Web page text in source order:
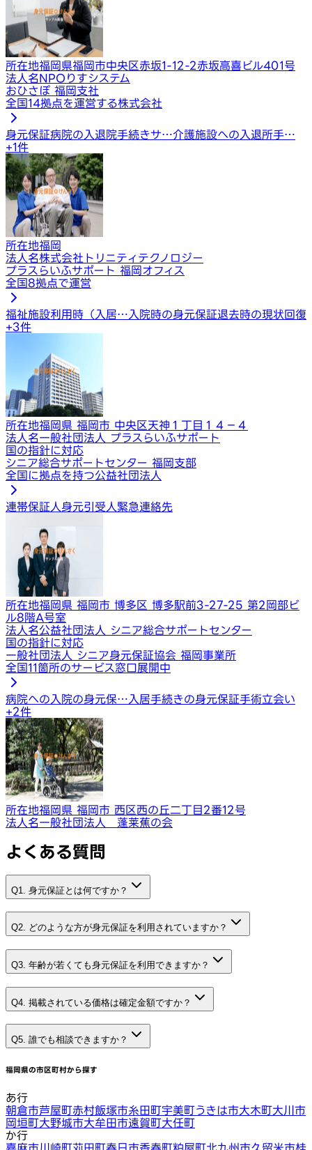
所在地福岡県福岡市中央区赤坂1-12-2赤坂高喜ビル401号
法人名NPOりすシステム
おひさぽ 福岡支社
全国14拠点を運営する株式会社
身元保証病院の入退院手続きサ…介護施設への入退所手…
+1件
所在地福岡
法人名株式会社トリニティテクノロジー
プラスらいふサポート 福岡オフィス
全国8拠点で運営
福祉施設利用時（入居… 入院時の身元保証退去時の現状回復
+3件
所在地福岡県 福岡市 中央区天神１丁目１４−４
法人名一般社団法人 プラスらいふサポート
国の指針に対応
シニア総合サポートセンター 福岡支部
全国に拠点を持つ公益社団法人
連帯保証人身元引受人緊急連絡先
所在地福岡県 福岡市 博多区 博多駅前3-27-25 第2岡部ビ
ル8階A号室
法人名公益社団法人 シニア総合サポートセンター
国の指針に対応
一般社団法人 シニア身元保証協会 福岡事業所
全国11箇所のサービス窓口展開中
病院への入院の身元保… 入居手続きの身元保証手術立会い
+2件
所在地福岡県 福岡市 西区西の丘二丁目2番12号
法人名一般社団法人 蓬莱蕉の会
よくある質問
Q1. 身元保証とは何ですか？
Q2. どのような方が身元保証を利用されていますか？
Q3. 年齢が若くても身元保証を利用できますか？
Q4. 掲載されている価格は確定金額ですか？
Q5. 誰でも相談できますか？
福岡県の市区町村から探す
あ行
朝倉市芦屋町赤村飯塚市糸田町宇美町うきは市大木町大川市
岡垣町大野城市大牟田市遠賀町大任町
か行